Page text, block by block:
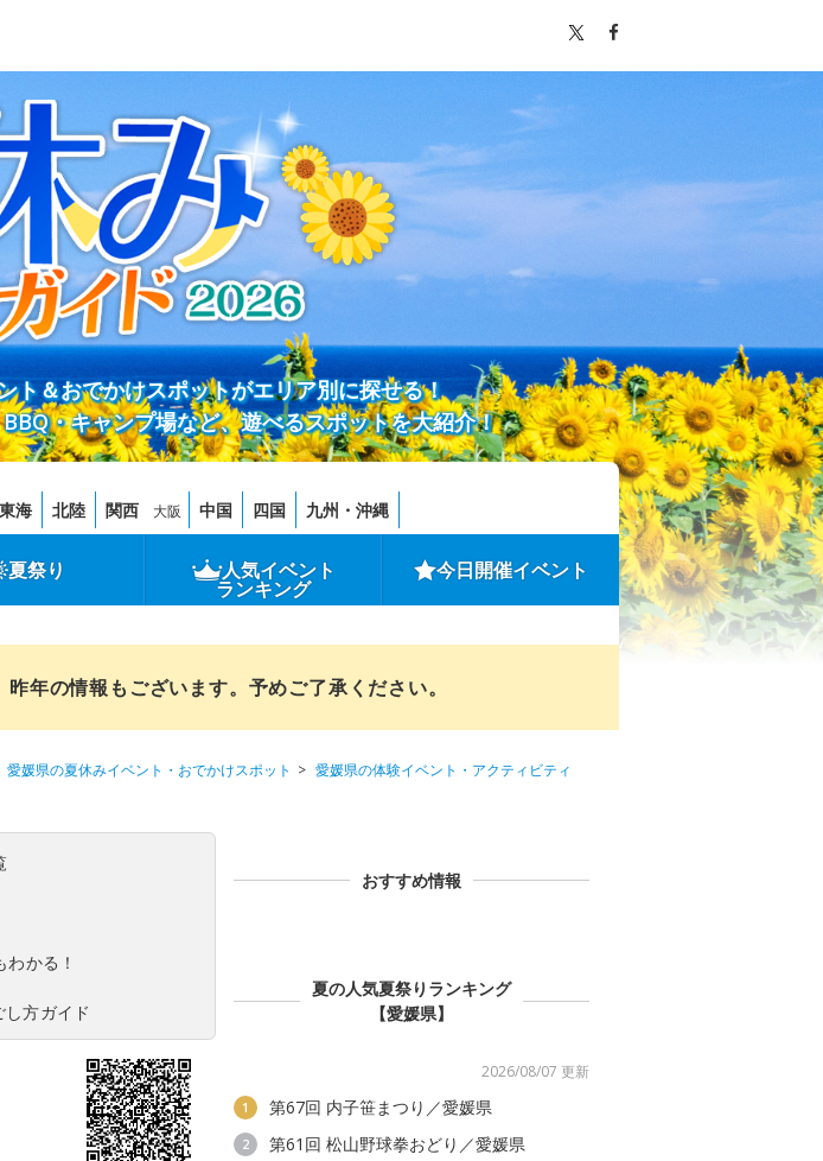
ト＆おでかけスポットがエリア別に探せる！
・キャンプ場など、遊べるスポットを大紹介！
東海 北陸 関西 大阪 中国 四国 九州・沖縄
夏祭り 人気イベント
ランキング
今日開催イベント
年の情報もございます。予めご了承ください。
愛媛県の夏休みイベント・おでかけスポット
愛媛県の体験イベント・アクティビティ
かる！
方ガイド
おすすめ情報
夏の人気夏祭りランキング
【愛媛県】
2026/08/07 更新
1 第67回 内子笹まつり／愛媛県
2 第61回 松山野球拳おどり／愛媛県